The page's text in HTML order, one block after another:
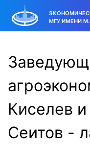
МГУ ИМЕНИ
Киселев
Сеитов -